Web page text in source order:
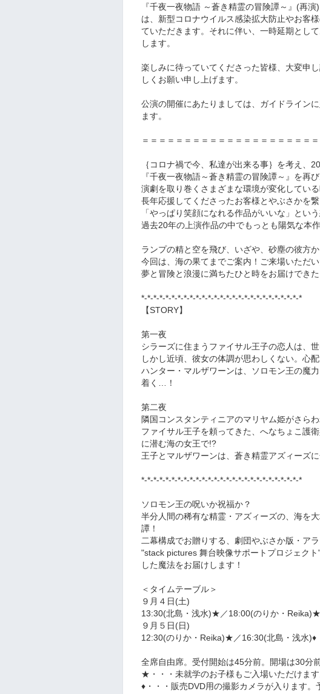
『千夜一夜物語 ～蒼き精霊の冒険譚～』(再演)
は、新型コロナウイルス感染拡大防止やお客
ていただきます。それに伴い、一時延期とし
します。
楽しみに待っていてくださった皆様、大変申
しくお願い申し上げます。
公演の開催にあたりましては、ガイドライン
ます。
＝＝＝＝＝＝＝＝＝＝＝＝＝＝＝＝＝＝＝＝
｛コロナ禍で今、私達が出来る事｝を考え、
『千夜一夜物語～蒼き精霊の冒険譚～』を再
演劇を取り巻くさまざまな環境が変化している
長年応援してくださったお客様とやぶさかを
「やっぱり笑顔になれる作品がいいな」という
過去20年の上演作品の中でもっとも陽気な本作
ランプの精と空を飛び、いざや、砂塵の彼方か
今回は、海の果てまでご案内！ご来場いただい
夢と冒険と浪漫に満ちたひと時をお届けできた
*-*-*-*-*-*-*-*-*-*-*-*-*-*-*-*-*-*-*-*-*-*-*-*-*-*-*
【STORY】
第一夜
シラーズに住まうファイサル王子の恋人は、世
しかし近頃、彼女の体調が思わしくない。心
ハンター・マルザワーンは、ソロモン王の魔
着く…！
第二夜
隣国コンスタンティニアのマリヤム姫がさらわ
ファイサル王子を頼ってきた、へなちょこ護
に潜む海の女王で!?
王子とマルザワーンは、蒼き精霊アズィーズ
*-*-*-*-*-*-*-*-*-*-*-*-*-*-*-*-*-*-*-*-*-*-*-*-*-*-*
ソロモン王の呪いか祝福か？
半分人間の稀有な精霊・アズィーズの、海を
譚！
二幕構成でお贈りする、劇団やぶさか版・アラ
"stack pictures 舞台映像サポートプロジェク
した魔法をお届けします！
＜タイムテーブル＞
９月４日(土)
13:30(北島・浅水)★／18:00(のりか・Reika)★
９月５日(日)
12:30(のりか・Reika)★／16:30(北島・浅水)♦
全席自由席。受付開始は45分前。開場は30分前
★・・・未就学のお子様もご入場いただけます
♦・・・販売DVD用の撮影カメラが入ります。